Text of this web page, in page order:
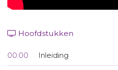
Hoofdstukken
00:00 Inleiding